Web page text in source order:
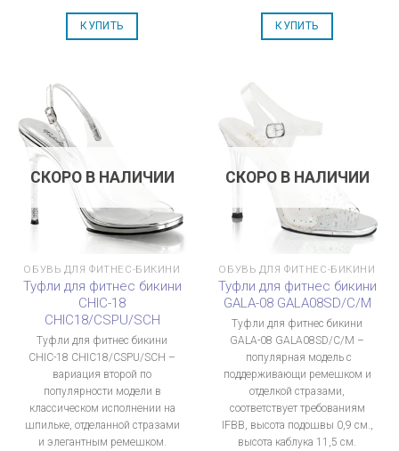
КУПИТЬ КУПИТЬ
СКОРО В НАЛИЧИИ
ОБУВЬ ДЛЯ ФИТНЕС-БИКИНИ
Туфли для фитнес бикини
CHIC-18
CHIC18/CSPU/SCH
Туфли для фитнес бикини
CHIC-18 CHIC18/CSPU/SCH –
вариация второй по
популярности модели в
классическом исполнении на
шпильке, отделанной стразами
и элегантным ремешком.
СКОРО В НАЛИЧИИ
ОБУВЬ ДЛЯ ФИТНЕС-БИКИНИ
Туфли для фитнес бикини
GALA-08 GALA08SD/C/M
Туфли для фитнес бикини
GALA-08 GALA08SD/C/M –
популярная модель с
поддерживающи ремешком и
отделкой стразами,
соответствует требованиям
IFBB, высота подошвы 0,9 см.,
высота каблука 11,5 см.